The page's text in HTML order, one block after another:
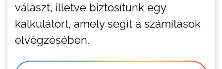
választ, illetve biztosítunk egy
kalkulátort, amely segít a számítások
elvégzésében.